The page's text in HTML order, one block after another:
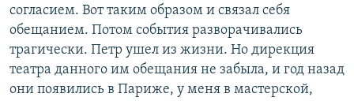
согласием. Вот таким образом и связал себя
обещанием. Потом события разворачивались
трагически. Петр ушел из жизни. Но дирекция
театра данного им обещания не забыла, и год назад
они появились в Париже, у меня в мастерской,